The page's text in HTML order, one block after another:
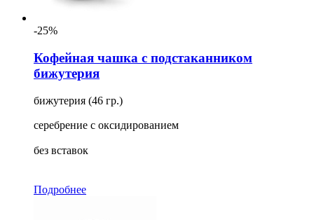
-25%
Кофейная чашка с подстаканником
бижутерия
бижутерия (46 гр.)
серебрение с оксидированием
без вставок
Подробнее